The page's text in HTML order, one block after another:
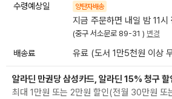
수령예상일 양탄자배송
지금 주문하면 내일 밤 11시
(중구 서소문로 89-31 ) 변경
배송료 유료 (도서 1만5천원 이상
알라딘 만권당 삼성카드, 알라딘 15% 청구 할
최대 1만원 또는 2만원 할인(전월 30만원